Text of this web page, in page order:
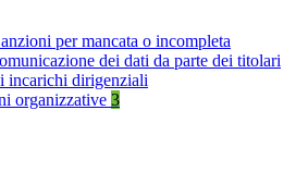
per mancata o incompleta
dei dati da parte dei titolari
incarichi dirigenziali
organizzative 3